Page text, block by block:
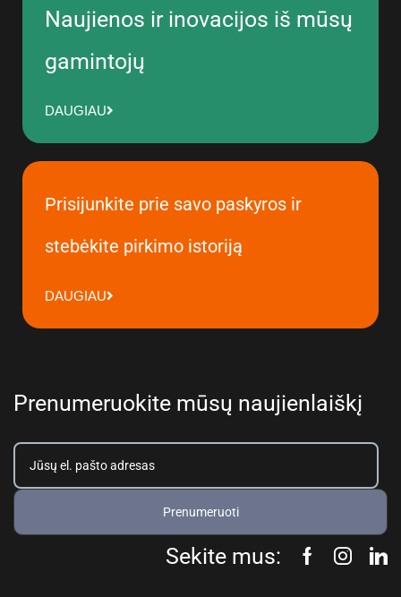
Naujienos ir inovacijos iš mūsų
gamintojų
DAUGIAU
Prisijunkite prie savo paskyros ir
stebėkite pirkimo istoriją
DAUGIAU
Prenumeruokite mūsų naujienlaiškį
Prenumeruoti
Sekite mus: